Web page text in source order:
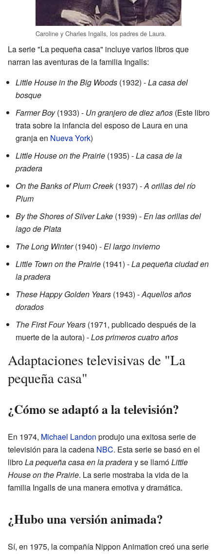
Caroline y Charles Ingalls, los padres de Laura.
La serie "La pequeña casa" incluye varios libros que
narran las aventuras de la familia Ingalls:
Little House in the Big Woods (1932) -La casa del
bosque
Farmer Boy(1933) - Un granjero de diez años (Este libro
trata sobre la infancia del esposo de Laura en una
granja en Nueva York)
Little House on the Prairie (1935) -La casa de la
pradera
On the Banks of Plum Creek(1937) -A orillas del río
Plum
By the Shores of Silver Lake (1939) -En las orillas del
lago de Plata
The Long Winter(1940) -El largo invierno
Little Town on the Prairie (1941) -La pequeña ciudad en
la pradera
These Happy Golden Years (1943) -Aquellos años
dorados
The First Four Years (1971, publicado después de la
muerte de la autora) -Los primeros cuatro años
Adaptaciones televisivas de "La
pequeña casa"
¿Cómo se adaptó a la televisión?
En 1974, Michael Landon produjo una exitosa serie de
televisión para la cadena NBC. Esta serie se basó en el
libroLa pequeña casa en la praderay se llamóLittle
House on the Prairie. La serie mostraba la vida de la
familia Ingalls de una manera emotiva y dramática.
¿Hubo una versión animada?
Sí, en 1975, la compañía Nippon Animation creó una serie